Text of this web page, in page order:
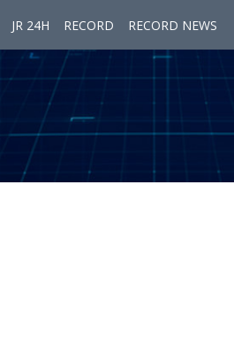
JR 24H RECORD RECORD NEWS